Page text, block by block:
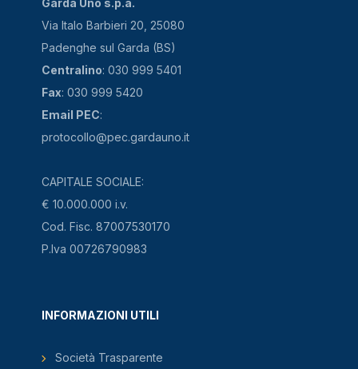
Via Italo Barbieri 20, 25080
Padenghe sul Garda (BS)
Centralino: 030 999 5401
Fax: 030 999 5420
Email PEC:
protocollo@pec.gardauno.it
CAPITALE SOCIALE:
€ 10.000.000 i.v.
Cod. Fisc. 87007530170
P.Iva 00726790983
INFORMAZIONI UTILI
Società Trasparente